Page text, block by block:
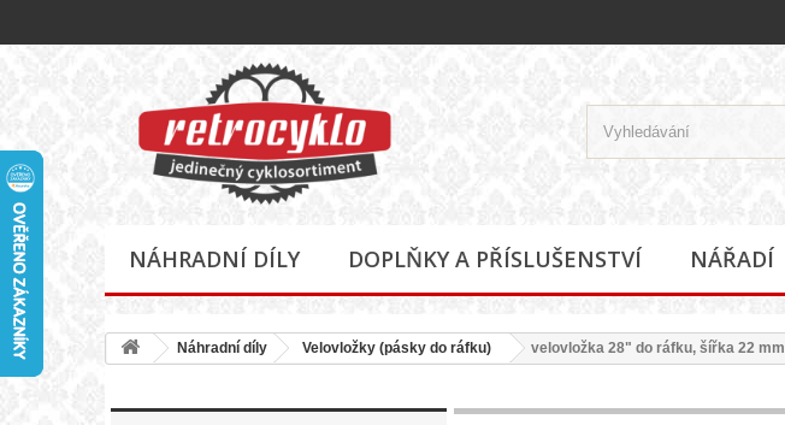
NÁHRADNÍ DÍLY DOPLŇKY A PŘÍSLUŠENSTVÍ NÁŘADÍ
Náhradní díly Velovložky (pásky do ráfku) velovložka 28" do ráfku, šířka 22 mm